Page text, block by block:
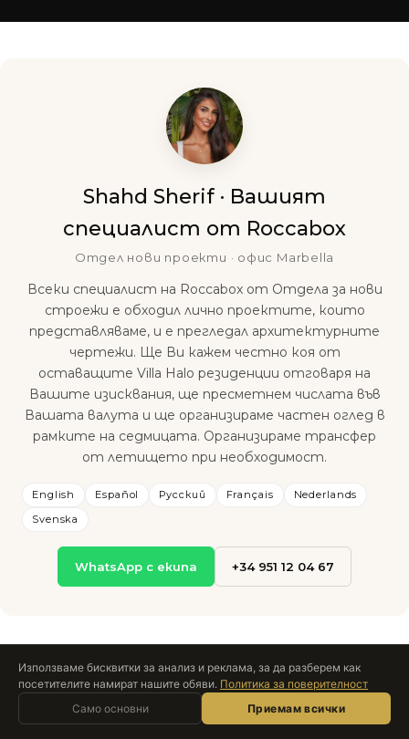
Shahd Sherif · Вашият
специалист от Roccabox
Отдел нови проекти · офис Marbella
Всеки специалист на Roccabox от Отдела за нови
строежи е обходил лично проектите, които
представляваме, и е прегледал архитектурните
чертежи. Ще Ви кажем честно коя от
оставащите Villa Halo резиденции отговаря на
Вашите изисквания, ще пресметнем числата във
Вашата валута и ще организираме частен оглед в
рамките на седмицата. Организираме трансфер
от летището при необходимост.
English Español Русский Français
Nederlands
Svenska
WhatsApp с екипа +34 951 12 04 67
РЕАЛНИ ЧИСЛА
Попитайте Roccabox
AI АСИСТЕНТ · НА ЖИВО
Използваме бисквитки за анализ и реклама, за да разберем как
посетителите намират нашите обяви. Политика за поверителност
Само основни
Приемам всички